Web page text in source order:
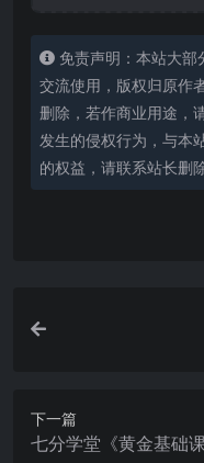
免责声明：本站大
交流使用，版权归原作
删除，若作商业用途，
发生的侵权行为，与本
的权益，请联系站长删
下一篇
七分学堂《黄金基础